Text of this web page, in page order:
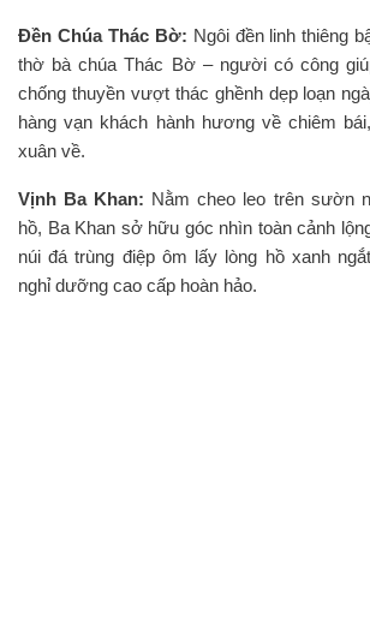
Đền Chúa Thác Bờ: Ngôi đền linh thiêng
thờ bà chúa Thác Bờ – người có công
chống thuyền vượt thác ghềnh dẹp loạn
hàng vạn khách hành hương về chiêm
xuân về.
Vịnh Ba Khan: Nằm cheo leo trên sườn
hồ, Ba Khan sở hữu góc nhìn toàn cảnh
núi đá trùng điệp ôm lấy lòng hồ xanh
nghỉ dưỡng cao cấp hoàn hảo.